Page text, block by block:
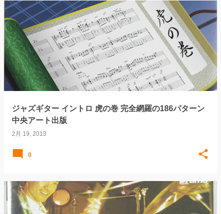
ジャズギター イントロ 虎の巻 完全網羅の186パターン
中央アート出版
2月 19, 2013
0